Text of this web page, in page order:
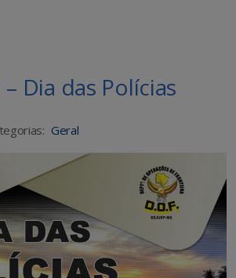
Dia das Polícias
Geral